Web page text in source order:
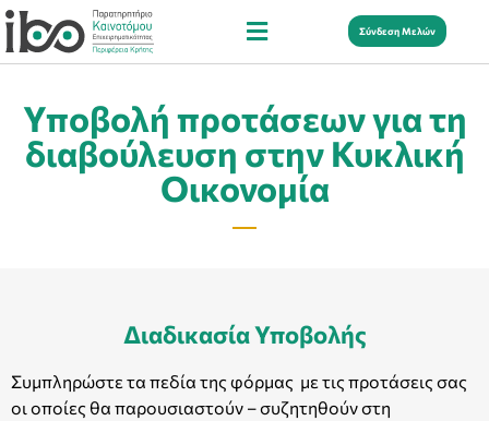
Σύνδεση Μελών
Υποβολή προτάσεων για τη
διαβούλευση στην Κυκλική
Οικονομία
Διαδικασία Υποβολής
Συμπληρώστε τα πεδία της φόρμας με τις προτάσεις σας
οι οποίες θα παρουσιαστούν – συζητηθούν στη